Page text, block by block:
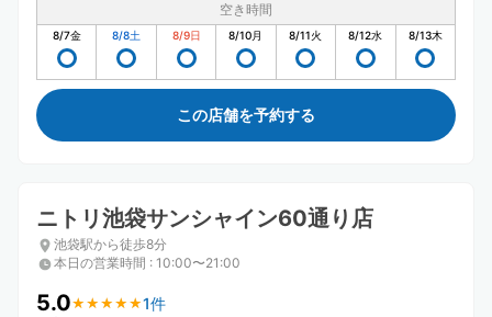
空き時間
8/7金 8/8土 8/9日 8/10月 8/11火 8/12水 8/13木
この店舗を予約する
ニトリ池袋サンシャイン60通り店
池袋駅から徒歩8分
本日の営業時間 : 10:00〜21:00
5.0★ ★ ★ ★ ★
★ ★ ★ ★ ★1件